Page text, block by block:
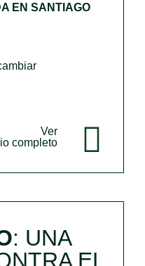
EN SANTIAGO
Ver
completo
: UNA
EL